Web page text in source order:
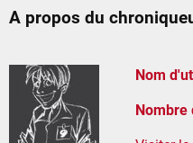
A propos du
Nom
Nombre